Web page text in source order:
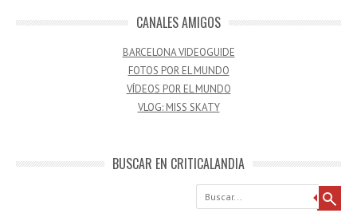
CANALES AMIGOS
BARCELONA VIDEOGUIDE
FOTOS POR EL MUNDO
VÍDEOS POR EL MUNDO
VLOG: MISS SKATY
BUSCAR EN CRITICALANDIA
Buscar